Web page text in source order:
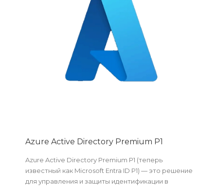
Azure Active Directory Premium P1
Azure Active Directory Premium P1 (теперь
известный как Microsoft Entra ID P1) — это решение
для управления и защиты идентификации в